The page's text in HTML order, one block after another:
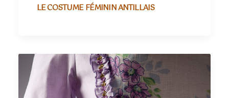
LE COSTUME FÉMININ ANTILLAIS